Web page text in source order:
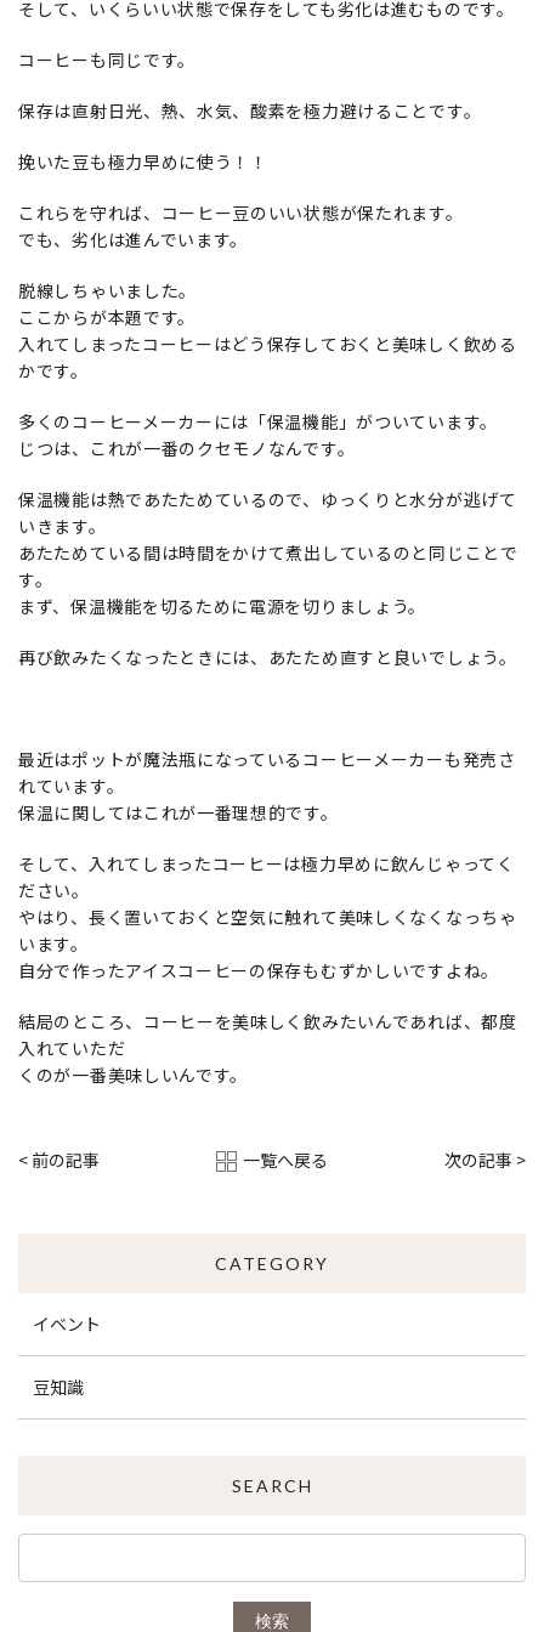
そして、いくらいい状態で保存をしても劣化は進むものです。
コーヒーも同じです。
保存は直射日光、熱、水気、酸素を極力避けることです。
挽いた豆も極力早めに使う！！
これらを守れば、コーヒー豆のいい状態が保たれます。
でも、劣化は進んでいます。
脱線しちゃいました。
ここからが本題です。
入れてしまったコーヒーはどう保存しておくと美味しく飲める
かです。
多くのコーヒーメーカーには「保温機能」がついています。
じつは、これが一番のクセモノなんです。
保温機能は熱であたためているので、ゆっくりと水分が逃げて
いきます。
あたためている間は時間をかけて煮出しているのと同じことで
す。
まず、保温機能を切るために電源を切りましょう。
再び飲みたくなったときには、あたため直すと良いでしょう。
最近はポットが魔法瓶になっているコーヒーメーカーも発売さ
れています。
保温に関してはこれが一番理想的です。
そして、入れてしまったコーヒーは極力早めに飲んじゃってく
ださい。
やはり、長く置いておくと空気に触れて美味しくなくなっちゃ
います。
自分で作ったアイスコーヒーの保存もむずかしいですよね。
結局のところ、コーヒーを美味しく飲みたいんであれば、都度
入れていただ
くのが一番美味しいんです。
< 前の記事 一覧へ戻る 次の記事 >
CATEGORY
イベント
豆知識
SEARCH
検索